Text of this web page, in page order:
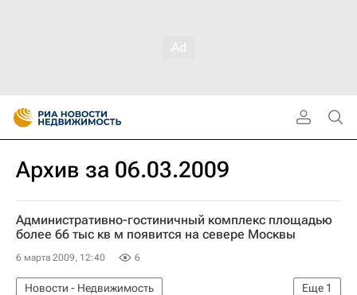
Архив за 06.03.2009
Административно-гостиничный комплекс площадью
более 66 тыс кв м появится на севере Москвы
6 марта 2009, 12:40 6
Еще 1
Новости - Недвижимость